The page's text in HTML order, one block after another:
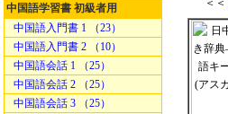
中国語学習書 初級者用
中国語入門書 1 （23）
中国語入門書 2 （10）
中国語会話 1 （25）
中国語会話 2 （25）
中国語会話 3 （25）
＜＜